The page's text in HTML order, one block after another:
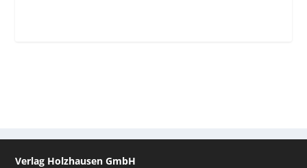
Verlag Holzhausen GmbH